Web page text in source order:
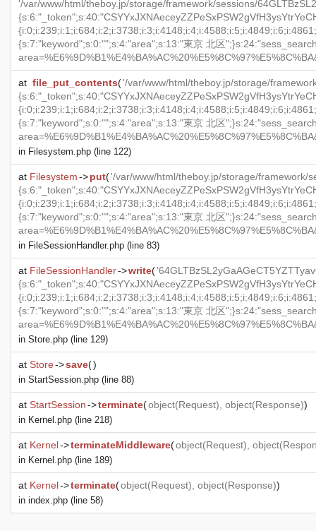
'/var/www/html/theboy.jp/storage/framework/sessions/
{s:7:"keyword";s:0:"";s:4:"area";s:13:"東京 北区
at file_put_contents('/var/www/html/theboy.jp/storage/
{s:7:"keyword";s:0:"";s:4:"area";s:13:"東京 北区
in Filesystem.php (line 122)
at Filesystem->put('/var/www/html/theboy.jp/storage/framework/
{s:7:"keyword";s:0:"";s:4:"area";s:13:"東京 北区
in FileSessionHandler.php (line 83)
at FileSessionHandler->write(
{s:7:"keyword";s:0:"";s:4:"area";s:13:"東京 北区
in Store.php (line 129)
at Store->save()
in StartSession.php (line 88)
at StartSession->terminate(object(Request), object(Response))
in Kernel.php (line 218)
at Kernel->terminateMiddleware(object(Request), object(
in Kernel.php (line 189)
at Kernel->terminate(object(Request), object(Response))
in index.php (line 58)